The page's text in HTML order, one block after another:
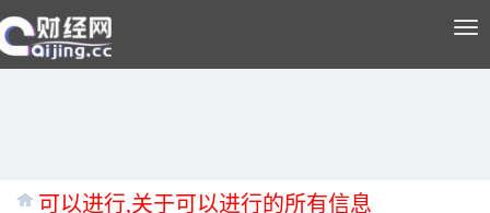
可以进行,关于可以进行的所有信息